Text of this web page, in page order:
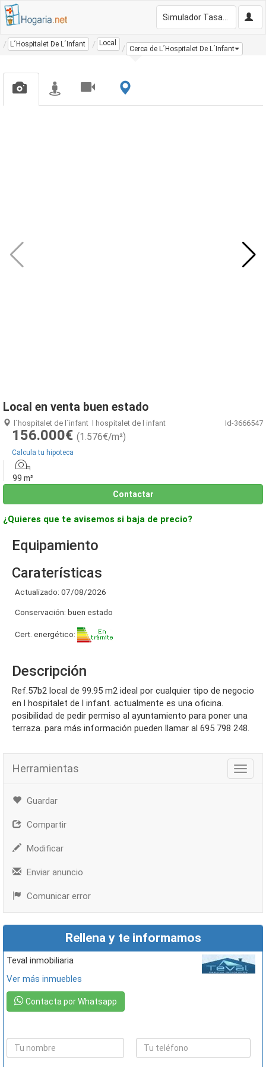
L´Hospitalet De L´Infant Local
Cerca de L´Hospitalet De L´Infant
Local en venta buen estado
l´hospitalet de l´infant l hospitalet de l infant Id-3666547
156.000€ (1.576€/m²)
Calcula tu hipoteca
99 m²
Contactar
¿Quieres que te avisemos si baja de precio?
Equipamiento
Caraterísticas
Actualizado: 07/08/2026
Conservación: buen estado
Cert. energético:
Descripción
ref.57b2 local de 99.95 m2 ideal por cualquier tipo de negocio
en l hospitalet de l infant. actualmente es una oficina.
posibilidad de pedir permiso al ayuntamiento para poner una
terraza. para más información pueden llamar al 695 798 248.
Herramientas
Guardar
Compartir
Modificar
Enviar anuncio
Comunicar error
Rellena y te informamos
teval inmobiliaria
Ver más inmuebles
Contacta por Whatsapp